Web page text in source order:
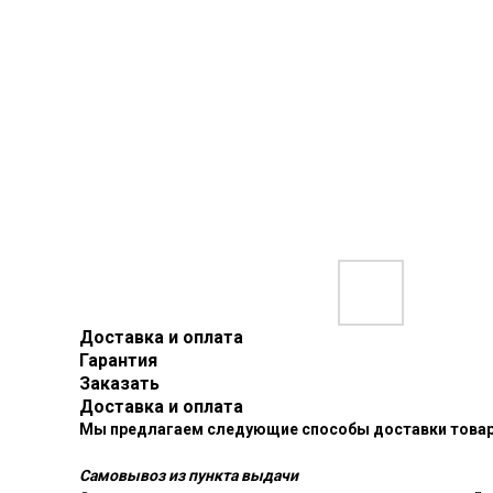
Доставка и оплата
Гарантия
Заказать
Доставка и оплата
Мы предлагаем следующие способы доставки
Самовывоз из пункта выдачи